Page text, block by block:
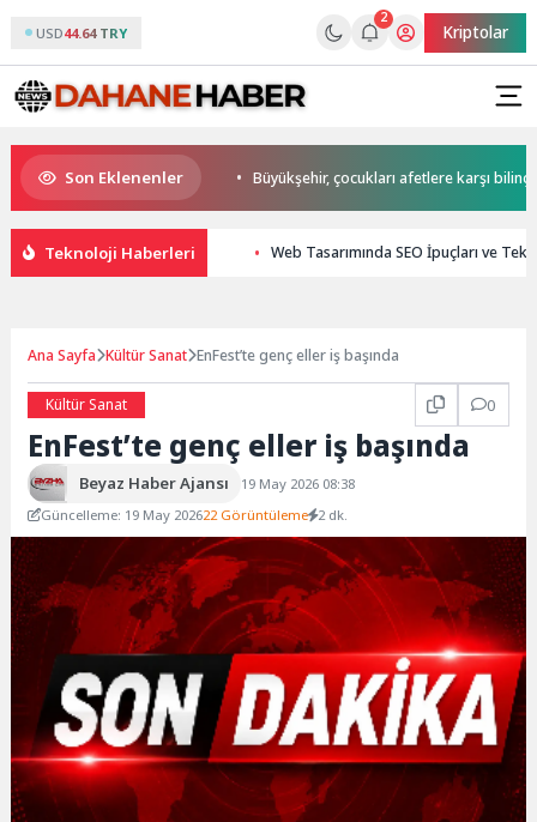
USD44.64 TRY
2
Kriptolar
Son Eklenenler
Büyükakın’dan Büyükşehir, çocukları afetlere karşı
Teknoloji Haberleri Web Tasarımında SEO İpuçları ve
Ana Sayfa Kültür Sanat EnFest’te genç eller iş başında
Kültür Sanat 0
EnFest’te genç eller iş başında
Beyaz Haber Ajansı
19 May 2026 08:38
Güncelleme: 19 May 202622 Görüntüleme 2 dk.